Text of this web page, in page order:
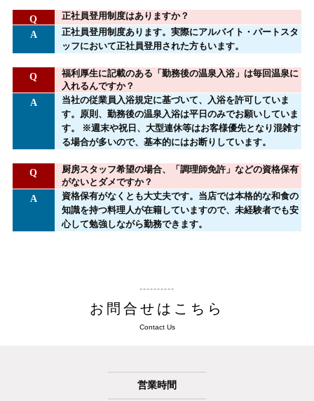
正社員登用制度はありますか？
正社員登用制度あります。実際にアルバイト・パートスタ
ッフにおいて正社員登用された方もいます。
福利厚生に記載のある「勤務後の温泉入浴」は毎回温泉に
入れるんですか？
当社の従業員入浴規定に基づいて、入浴を許可していま
す。原則、勤務後の温泉入浴は平日のみでお願いしていま
す。 ※週末や祝日、大型連休等はお客様優先となり混雑す
る場合が多いので、基本的にはお断りしています。
厨房スタッフ希望の場合、「調理師免許」などの資格保有
がないとダメですか？
資格保有がなくとも大丈夫です。当店では本格的な和食の
知識を持つ料理人が在籍していますので、未経験者でも安
心して勉強しながら勤務できます。
お問合せはこちら
Contact Us
営業時間